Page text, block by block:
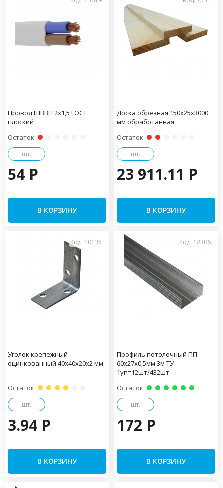
Провод ШВВП 2х1,5 ГОСТ
плоский
Остаток
шт.
54 P
В КОРЗИНУ
Доска обрезная 150х25х3000
мм обработанная
Остаток
шт.
23 911.11 P
В КОРЗИНУ
Код: 10135
Уголок крепежный
оцинкованный 40х40х20х2 мм
Остаток
шт.
3.94 P
В КОРЗИНУ
Код: 12306
Профиль потолочный ПП
60х27х0,5мм 3м ТУ
1уп=12шт/432шт
Остаток
шт.
172 P
В КОРЗИНУ